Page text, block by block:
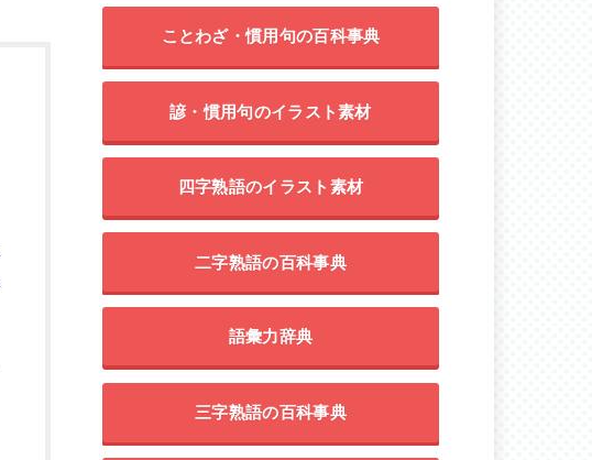
ことわざ・慣用句の百科事典
諺・慣用句のイラスト素材
四字熟語のイラスト素材
二字熟語の百科事典
語彙力辞典
三字熟語の百科事典